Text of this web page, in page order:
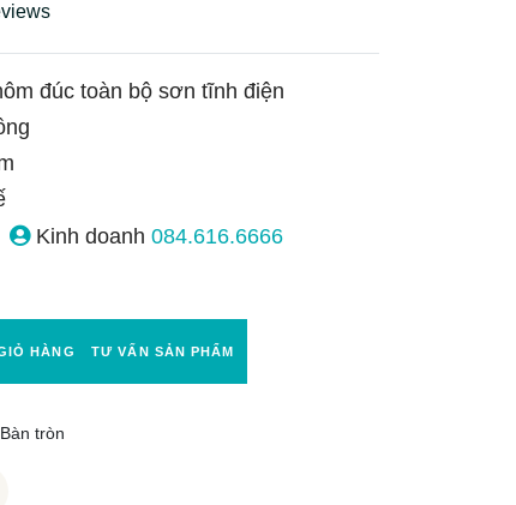
đúc toàn bộ sơn tĩnh điện
Kinh doanh 084.616.6666
HÀNG TƯ VẤN SẢN PHẨM
Bàn tròn